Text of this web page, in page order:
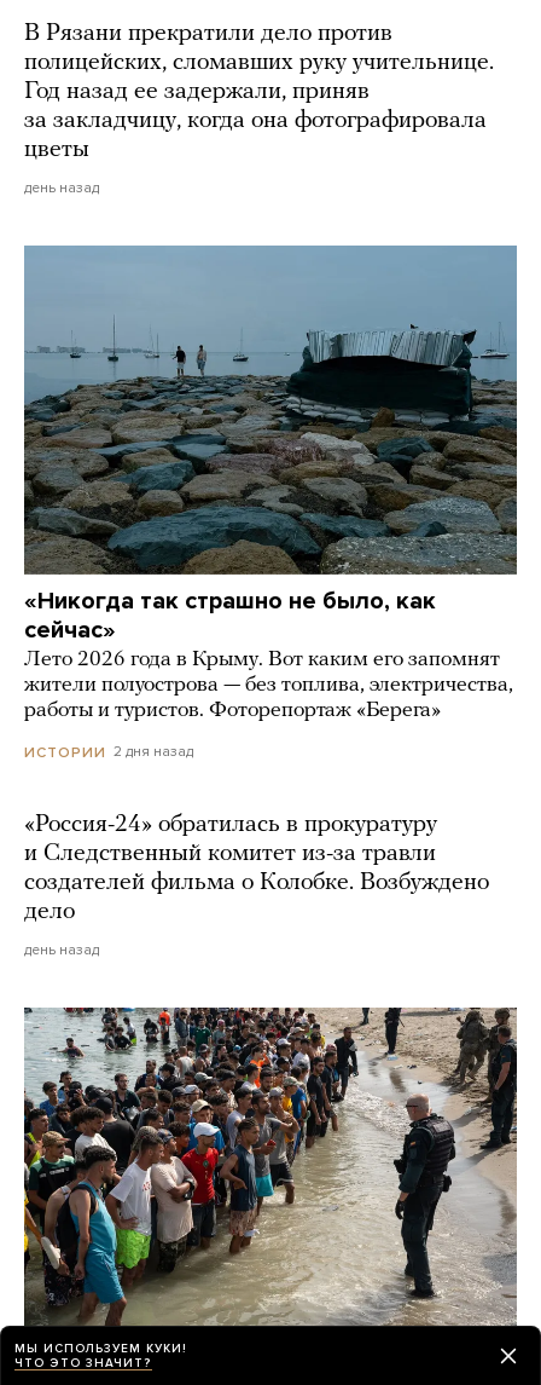
В Рязани прекратили дело против
полицейских, сломавших руку учительнице.
Год назад ее задержали, приняв
за закладчицу, когда она фотографировала
цветы
день назад
«Никогда так страшно не было, как
сейчас»
Лето 2026 года в Крыму. Вот каким его запомнят
жители полуострова — без топлива, электричества,
работы и туристов. Фоторепортаж «Берега»
ИСТОРИИ 2 дня назад
«Россия-24» обратилась в прокуратуру
и Следственный комитет из-за травли
создателей фильма о Колобке. Возбуждено
дело
день назад
К чему может привести кризис в Сеуте?
МЫ ИСПОЛЬЗУЕМ КУКИ!
ЧТО ЭТО ЗНАЧИТ?